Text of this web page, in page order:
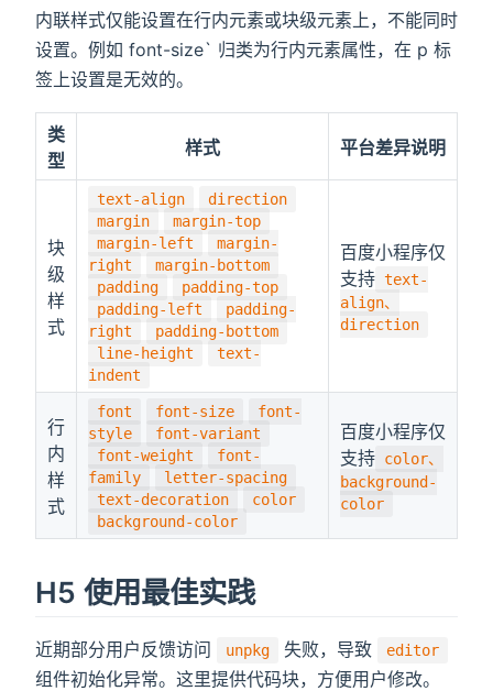
内联样式仅能设置在行内元素或块级元素上，不能同时
设置。例如 font-size` 归类为行内元素属性，在 p 标
签上设置是无效的。
类
型
样式 平台差异说明
块
级
样
式
text-align
direction
margin
margin-top
margin-left
margin-
right
margin-bottom
padding
padding-top
padding-left
padding-
right
padding-bottom
line-height
text-
indent
百度小程序仅
支持 text-
align、
direction
行
内
样
式
font font-size
font-
style
font-variant
font-weight
font-
family
letter-spacing
text-decoration
color
background-color
百度小程序仅
支持 color、
background-
color
H5 使用最佳实践
近期部分用户反馈访问 unpkg 失败，导致 editor
组件初始化异常。这里提供代码块，方便用户修改。